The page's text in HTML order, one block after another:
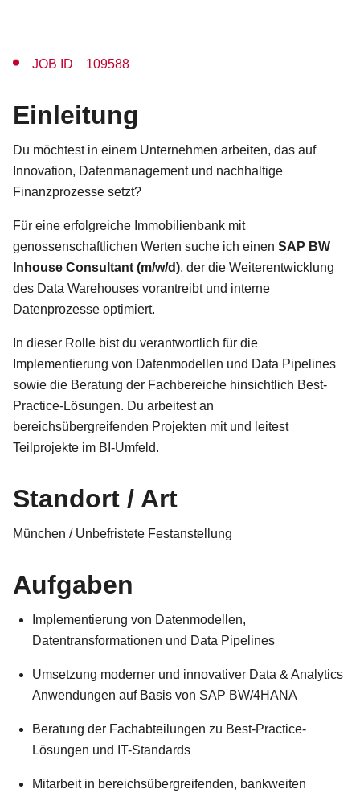
JOB ID 109588
Einleitung
Du möchtest in einem Unternehmen arbeiten, das auf
Innovation, Datenmanagement und nachhaltige
Finanzprozesse setzt?
Für eine erfolgreiche Immobilienbank mit
genossenschaftlichen Werten suche ich einen SAP BW
Inhouse Consultant (m/w/d), der die Weiterentwicklung
des Data Warehouses vorantreibt und interne
Datenprozesse optimiert.
In dieser Rolle bist du verantwortlich für die
Implementierung von Datenmodellen und Data Pipelines
sowie die Beratung der Fachbereiche hinsichtlich Best-
Practice-Lösungen. Du arbeitest an
bereichsübergreifenden Projekten mit und leitest
Teilprojekte im BI-Umfeld.
Standort / Art
München / Unbefristete Festanstellung
Aufgaben
Implementierung von Datenmodellen,
Datentransformationen und Data Pipelines
Umsetzung moderner und innovativer Data & Analytics
Anwendungen auf Basis von SAP BW/4HANA
Beratung der Fachabteilungen zu Best-Practice-
Lösungen und IT-Standards
Mitarbeit in bereichsübergreifenden, bankweiten